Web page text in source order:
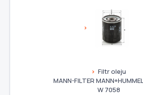
Filtr oleju
MANN-FILTER
W 7058